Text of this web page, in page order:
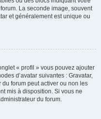
La seconde image, souvent
et généralement est unique ou
« profil » vous pouvez ajouter
d’avatar suivantes : Gravatar,
du forum peut activer ou non les
mis à disposition. Si vous ne
du forum.